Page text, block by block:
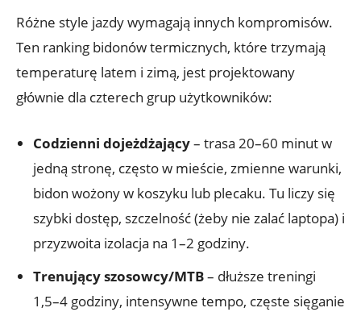
Różne style jazdy wymagają innych kompromisów.
Ten ranking bidonów termicznych, które trzymają
temperaturę latem i zimą, jest projektowany
głównie dla czterech grup użytkowników:
Codzienni dojeżdżający– trasa 20–60 minut w
jedną stronę, często w mieście, zmienne warunki,
bidon wożony w koszyku lub plecaku. Tu liczy się
szybki dostęp, szczelność (żeby nie zalać laptopa) i
przyzwoita izolacja na 1–2 godziny.
Trenujący szosowcy/MTB– dłuższe treningi
1,5–4 godziny, intensywne tempo, częste sięganie